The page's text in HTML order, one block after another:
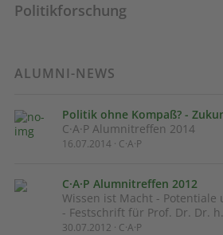
Politikforschung
ALUMNI-NEWS
Politik ohne Kompaß? -
C·A·P Alumnitreffen 2014
16.07.2014 · C·A·P
C·A·P Alumnitreffen 2012
Wissen ist Macht -
- Festschrift für Prof. Dr. Dr.
30.07.2012 · C·A·P